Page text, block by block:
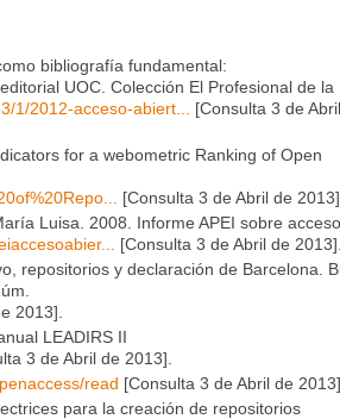
bibliografía fundamental:
UOC. Colección El Profesional de la
1/2012-acceso-abiert...
[Consulta 3 de
for a webometric Ranking of Open
[Consulta 3 de Abril de
Luisa. 2008. Informe APEI sobre acceso
[Consulta 3 de Abril de
repositorios y declaración de Barcelona.
2013].
LEADIRS II
3 de Abril de 2013].
read [Consulta 3 de Abril de
para la creación de repositorios